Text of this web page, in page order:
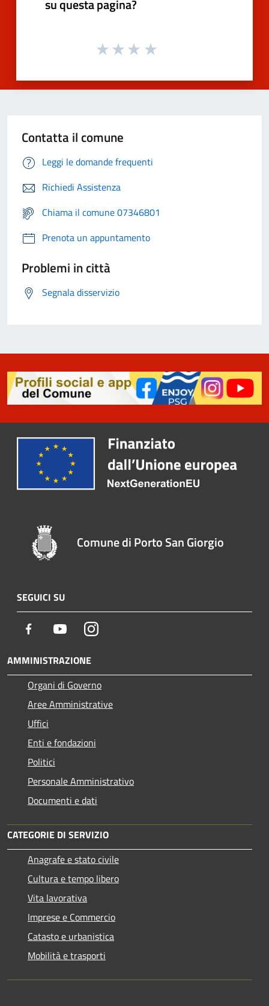
su questa pagina?
Contatta il comune
Leggi le domande frequenti
Richiedi Assistenza
Chiama il comune 07346801
Prenota un appuntamento
Problemi in città
Segnala disservizio
Comune di Porto San Giorgio
SEGUICI SU
Facebook YoutubeInstagram
AMMINISTRAZIONE
Organi di Governo
Aree Amministrative
Uffici
Enti e fondazioni
Politici
Personale Amministrativo
Documenti e dati
CATEGORIE DI SERVIZIO
Anagrafe e stato civile
Cultura e tempo libero
Vita lavorativa
Imprese e Commercio
Catasto e urbanistica
Mobilità e trasporti